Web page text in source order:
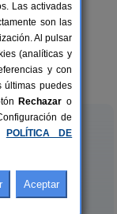
4+1 pers.
desde26 €
Las activadas
son las
Al pulsar
(analíticas y
y con
últimas puedes
Rechazar o
de
POLÍTICA DE